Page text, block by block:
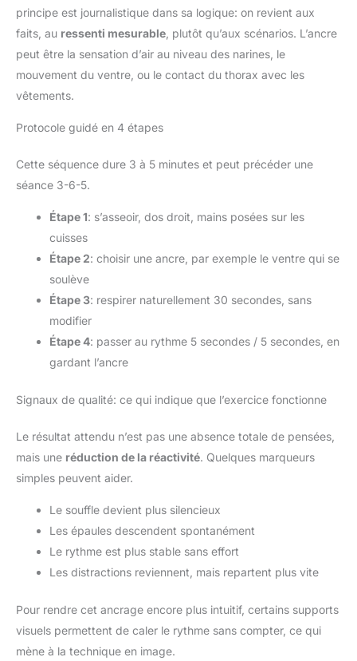
principe est journalistique dans sa logique: on revient aux
faits, au ressenti mesurable , plutôt qu’aux scénarios. L’ancre
peut être la sensation d’air au niveau des narines, le
mouvement du ventre, ou le contact du thorax avec les
vêtements.
Protocole guidé en 4 étapes
Cette séquence dure 3 à 5 minutes et peut précéder une
séance 3-6-5.
Étape 1: s’asseoir, dos droit, mains posées sur les
cuisses
Étape 2: choisir une ancre, par exemple le ventre qui se
soulève
Étape 3: respirer naturellement 30 secondes, sans
modifier
Étape 4: passer au rythme 5 secondes / 5 secondes, en
gardant l’ancre
Signaux de qualité: ce qui indique que l’exercice fonctionne
Le résultat attendu n’est pas une absence totale de pensées,
mais une réduction de la réactivité. Quelques marqueurs
simples peuvent aider.
Le souffle devient plus silencieux
Les épaules descendent spontanément
Le rythme est plus stable sans effort
Les distractions reviennent, mais repartent plus vite
Pour rendre cet ancrage encore plus intuitif, certains supports
visuels permettent de caler le rythme sans compter, ce qui
mène à la technique en image.